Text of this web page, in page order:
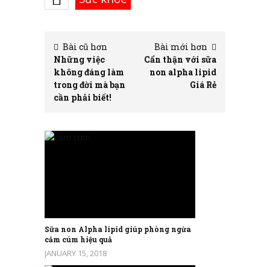
Bài cũ hơn
Những việc
không đáng làm
trong đời mà bạn
cần phải biết!
Bài mới hơn
Cẩn thận với sữa
non alpha lipid
Giá Rẻ
Sữa non Alpha lipid giúp phòng ngừa
cảm cúm hiệu quả
JANUARY 15, 2018